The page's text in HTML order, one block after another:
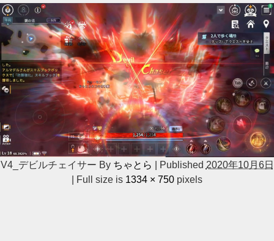
V4_デビルチェイサー By ちゃとら Published 2020年10月6日
Full size is 1334 × 750 pixels